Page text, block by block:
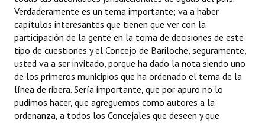
Verdaderamente es un tema importante; va a haber
capítulos interesantes que tienen que ver con la
participación de la gente en la toma de decisiones de este
tipo de cuestiones y el Concejo de Bariloche, seguramente,
usted va a ser invitado, porque ha dado la nota siendo uno
de los primeros municipios que ha ordenado el tema de la
línea de ribera. Sería importante, que por apuro no lo
pudimos hacer, que agreguemos como autores a la
ordenanza, a todos los Concejales que deseen y que